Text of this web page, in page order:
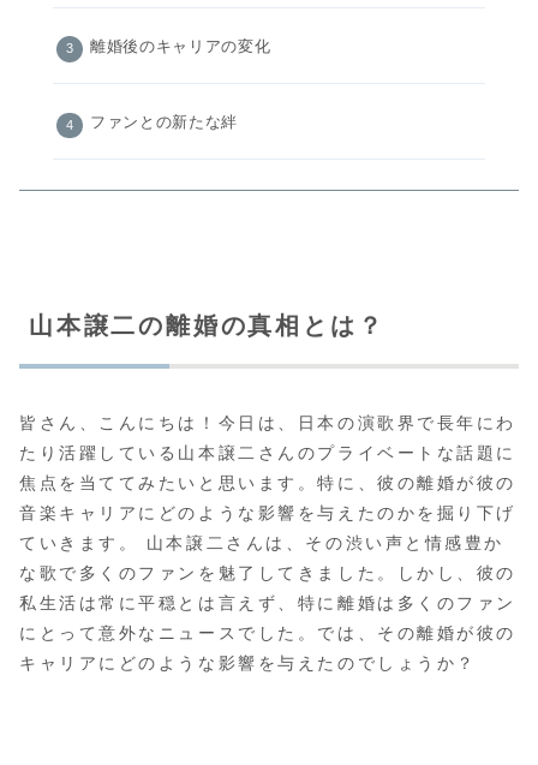
離婚後のキャリアの変化
ファンとの新たな絆
山本譲二の離婚の真相とは？
皆さん、こんにちは！今日は、日本の演歌界で長年にわ
たり活躍している山本譲二さんのプライベートな話題に
焦点を当ててみたいと思います。特に、彼の離婚が彼の
音楽キャリアにどのような影響を与えたのかを掘り下げ
ていきます。 山本譲二さんは、その渋い声と情感豊か
な歌で多くのファンを魅了してきました。しかし、彼の
私生活は常に平穏とは言えず、特に離婚は多くのファン
にとって意外なニュースでした。では、その離婚が彼の
キャリアにどのような影響を与えたのでしょうか？